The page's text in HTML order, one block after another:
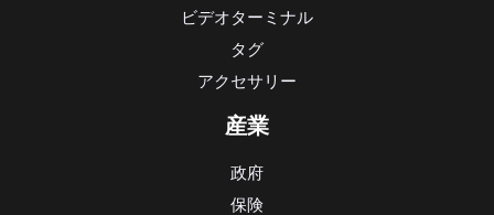
ビデオターミナル
タグ
アクセサリー
産業
政府
保険